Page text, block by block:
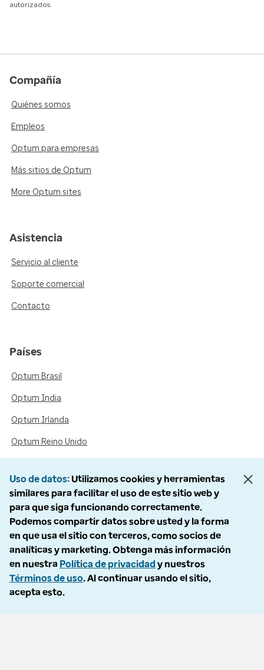
autorizados.
Compañía
Quiénes somos
Empleos
Optum para empresas
Más sitios de Optum
More Optum sites
Asistencia
Servicio al cliente
Soporte comercial
Contacto
Países
Optum Brasil
Optum India
Optum Irlanda
Optum Reino Unido
Accesibilidad
Aviso de no discriminación/asistencia lingüística
Asistencia lingüística/aviso de no discriminación
語言協助 / 不歧視通知
Síganos
Uso de datos Utilizamos cookies y herramientas
similares para facilitar el uso de este sitio web y
para que siga funcionando correctamente.
Podemos compartir datos sobre usted y la forma
en que usa el sitio con terceros, como socios de
analíticas y marketing. Obtenga más información
en nuestra Política de privacidad y nuestros
Términos de uso. Al continuar usando el sitio,
acepta esto.